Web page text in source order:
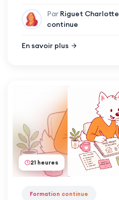
Par Riguet Charlotte
continue
En savoir plus
21 heures
Formation continue